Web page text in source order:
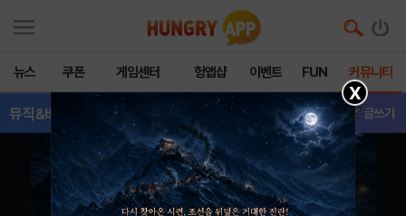
뉴스 쿠폰 게임센터 헝앱샵 이벤트 FUN 커뮤니티
뮤직&비트(오투잼) - 공략&팁 글쓰기
X